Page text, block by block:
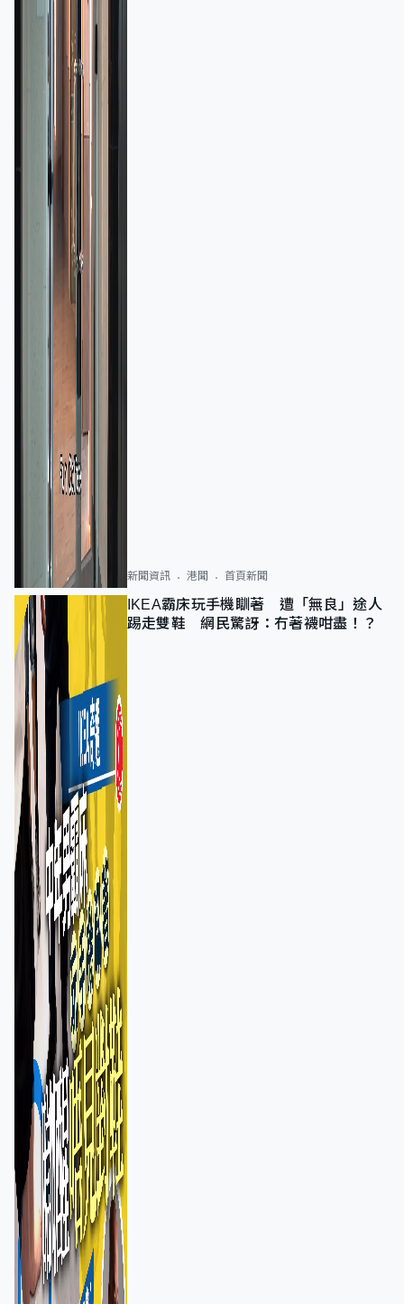
新聞資訊 港聞 首頁新聞
IKEA霸床玩手機瞓著 遭「無良」途人
踢走雙鞋 網民驚訝：冇著襪咁盡！？